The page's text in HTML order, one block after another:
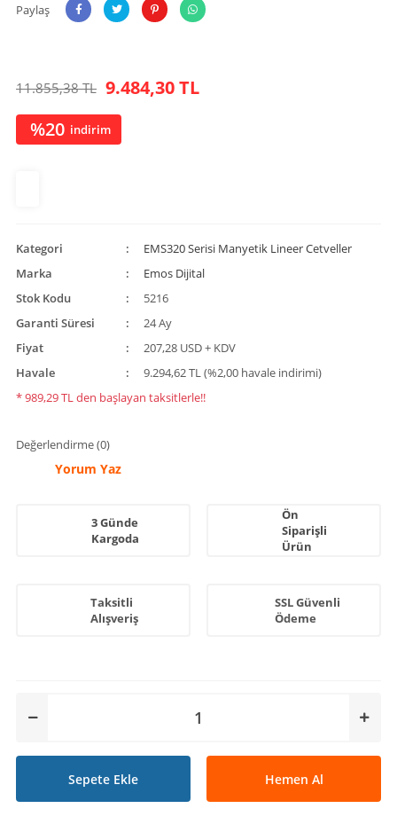
Paylaş
11.855,38 TL 9.484,30 TL
%20 indirim
Kategori
EMS320 Serisi Manyetik Lineer Cetveller
Marka
Emos Dijital
Stok Kodu
5216
Garanti Süresi
24 Ay
Fiyat
207,28 USD + KDV
Havale
9.294,62 TL (%2,00 havale indirimi)
* 989,29 TL den başlayan taksitlerle!!
Değerlendirme (0)
Yorum Yaz
3 Günde
Kargoda
Ön
Siparişli
Ürün
Taksitli
Alışveriş
SSL Güvenli
Ödeme
Sepete Ekle Hemen Al